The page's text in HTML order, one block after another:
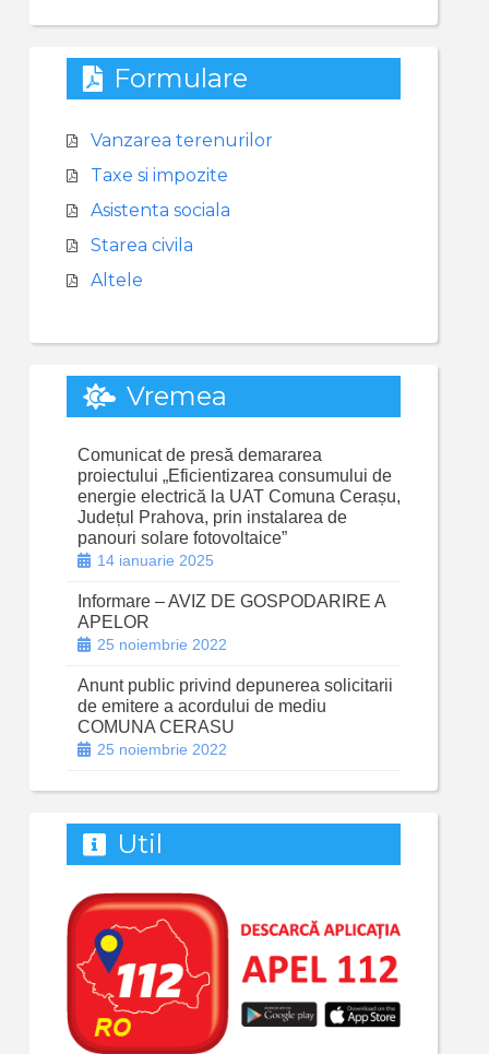
Formulare
Vanzarea terenurilor
Taxe si impozite
Asistenta sociala
Starea civila
Altele
Vremea
Comunicat de presă demararea
proiectului „Eficientizarea consumului de
energie electrică la UAT Comuna Cerașu,
Județul Prahova, prin instalarea de
panouri solare fotovoltaice”
14 ianuarie 2025
Informare – AVIZ DE GOSPODARIRE A
APELOR
25 noiembrie 2022
Anunt public privind depunerea solicitarii
de emitere a acordului de mediu
COMUNA CERASU
25 noiembrie 2022
Util